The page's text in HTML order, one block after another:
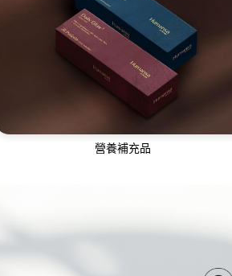
全天候一對一母嬰護理師，讓產後媽媽調養
身心，建立母嬰親密連結
營養補充品